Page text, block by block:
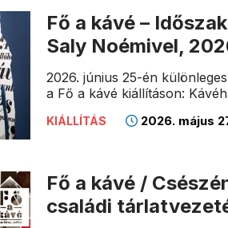
Fő a kávé –
Saly Noémivel,
2026. június 25-én
a Fő a kávé kiállításon:
KIÁLLÍTÁS 2026. május
Fő a kávé /
családi